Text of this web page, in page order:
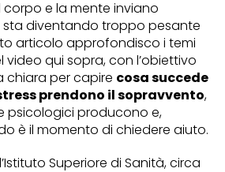
corpo e la mente inviano
diventando troppo pesante
articolo approfondisco i temi
qui sopra, con l’obiettivo
chiara per capire cosa succede
prendono il sopravvento,
psicologici producono e,
è il momento di chiedere aiuto.
Superiore di Sanità, circa